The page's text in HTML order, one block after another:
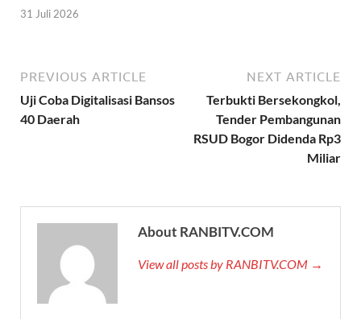
31 Juli 2026
PREVIOUS ARTICLE
Uji Coba Digitalisasi Bansos
40 Daerah
NEXT ARTICLE
Terbukti Bersekongkol,
Tender Pembangunan
RSUD Bogor Didenda Rp3
Miliar
About RANBITV.COM
View all posts by RANBITV.COM →